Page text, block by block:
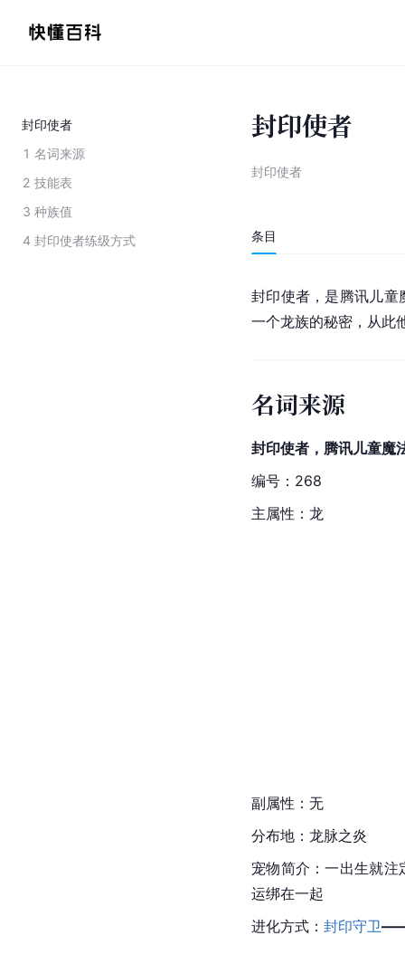
封印使者
1 名词来源
2 技能表
3 种族值
4 封印使者练级方式
封印使者
封印使者
条目
封印使者，是腾讯儿童
一个龙族的秘密，从此
名词来源
封印使者，腾讯儿童魔
编号：268
主属性：龙
副属性：无
分布地：龙脉之炎
宠物简介：一出生就
运绑在一起
进化方式： 封印守卫——